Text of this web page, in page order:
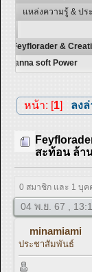
แหล่งความรู้ & ป
Feyflorader &
lanna soft Power
หน้า: [1] ลงล่
สะท้อน ล้า
0 สมาชิก และ 1 บุ
04 พ.ย. 67 ,
minamiami
ประชาสัมพันธ์